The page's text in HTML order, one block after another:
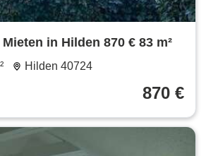
in Hilden 870 € 83 m²
Hilden 40724
870 €